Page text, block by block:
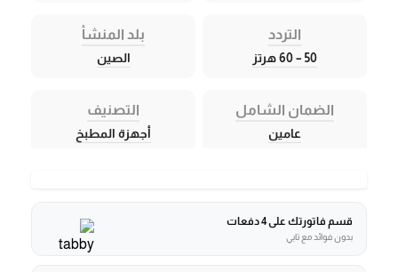
التردد
50 – 60 هرتز
بلد المنشأ
الصين
الضمان الشامل
عامين
التصنيف
أجهزة المطبخ
قسم فاتورتك على 4 دفعات
بدون فوائد مع تابي